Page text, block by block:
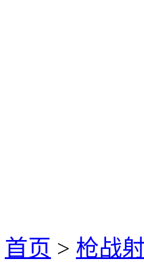
首页 > 枪战